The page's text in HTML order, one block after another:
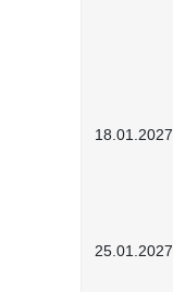
18.01.2027
25.01.2027